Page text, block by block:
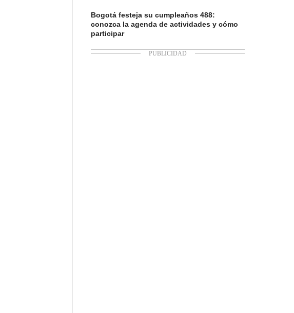
Bogotá festeja su cumpleaños 488:
conozca la agenda de actividades y cómo
participar